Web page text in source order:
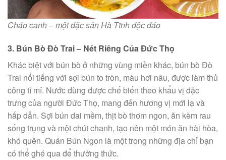
Cháo canh – một đặc sản Hà Tĩnh độc đáo
3. Bún Bò Đò Trai – Nét Riêng Của Đức Thọ
Khác biệt với bún bò ở những vùng miền khác, bún bò Đò
Trai nổi tiếng với sợi bún to tròn, màu hơi nâu, được làm thủ
công tỉ mỉ. Nước dùng được chế biến theo khẩu vị đặc
trưng của người Đức Thọ, mang đến hương vị mới lạ và
hấp dẫn. Sợi bún dai mềm, thịt bò thơm ngon, ăn kèm rau
sống trụng và một chút chanh, tạo nên một món ăn hài hòa,
khó quên. Quán Bún Ngon là một trong những địa chỉ bạn
có thể ghé qua để thưởng thức.